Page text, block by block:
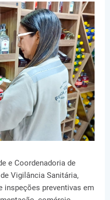
e Coordenadoria de
Vigilância Sanitária,
inspeções preventivas em